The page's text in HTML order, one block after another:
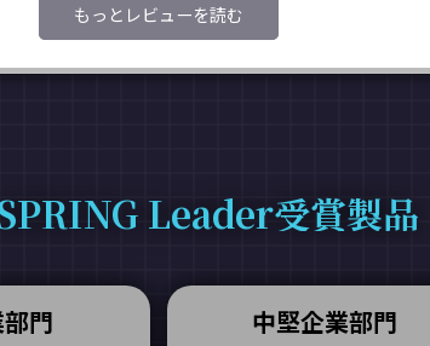
もっとレビューを読む
Leader受賞製品
門 中堅企業部門